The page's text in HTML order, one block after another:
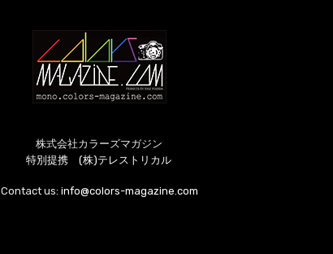
株式会社カラーズマガジン
特別提携 (株)テレストリカル
Contact us: info@colors-magazine.com